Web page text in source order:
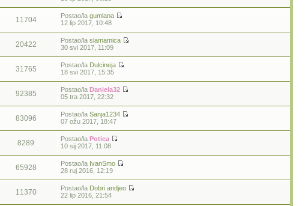
11704 Postao/lagumlana
12 lip 2017, 10:48
20422 Postao/laslamamica
30 svi 2017, 11:09
31765 Postao/la Dulcineja
18 svi 2017, 15:35
92385 Postao/laDaniela32
05 tra 2017, 22:32
83096 Postao/laSanja1234
07 ožu 2017, 18:47
8289 Postao/laPotica
10 sij 2017, 11:08
65928 Postao/la IvanSmo
28 ruj 2016, 12:19
11370 Postao/la Dobri andjeo
22 lip 2016, 21:54